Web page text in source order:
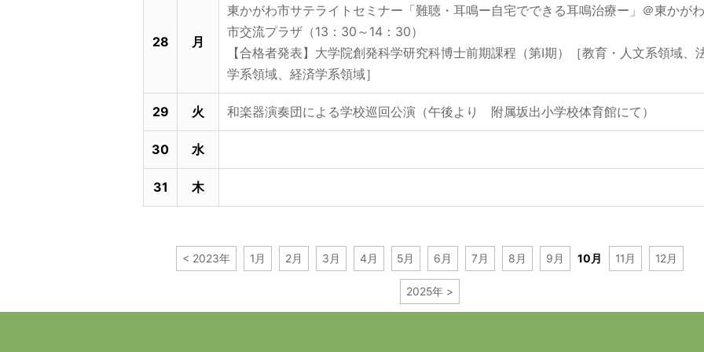
28 月
東かがわ市サテライトセミナー「難聴・耳鳴ー自宅でできる耳鳴治療ー」＠東かがわ
市交流プラザ（13：30～14：30）
【合格者発表】大学院創発科学研究科博士前期課程（第Ⅰ期）［教育・人文系領域、
学系領域、経済学系領域］
29 火 和楽器演奏団による学校巡回公演（午後より 附属坂出小学校体育館にて）
30 水
31 木
< 2023年 1月 2月 3月 4月 5月 6月 7月 8月 9月 10月 11月 12月
2025年 >